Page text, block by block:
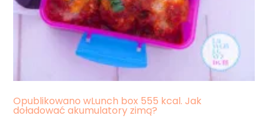
Nawigacja
Opublikowano wLunch box 555 kcal. Jak
doładować akumulatory zimą?